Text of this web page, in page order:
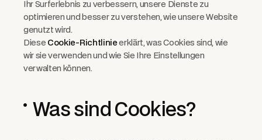
Ihr Surferlebnis zu verbessern, unsere Dienste zu
optimieren und besser zu verstehen, wie unsere Website
genutzt wird.
Diese Cookie-Richtlinieerklärt, was Cookies sind, wie
wir sie verwenden und wie Sie Ihre Einstellungen
verwalten können.
Was sind Cookies?